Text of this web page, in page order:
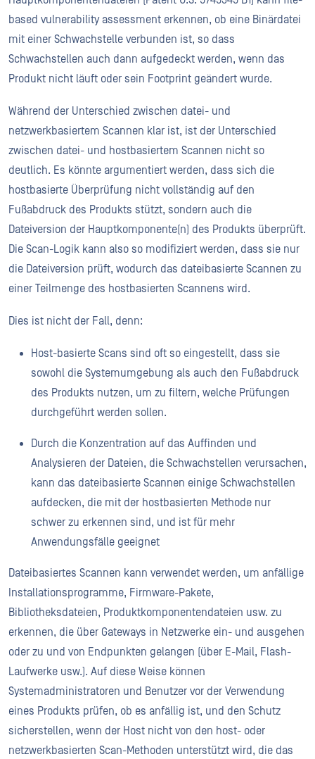
based vulnerability assessment erkennen, ob eine Binärdatei
mit einer Schwachstelle verbunden ist, so dass
Schwachstellen auch dann aufgedeckt werden, wenn das
Produkt nicht läuft oder sein Footprint geändert wurde.
Während der Unterschied zwischen datei- und
netzwerkbasiertem Scannen klar ist, ist der Unterschied
zwischen datei- und hostbasiertem Scannen nicht so
deutlich. Es könnte argumentiert werden, dass sich die
hostbasierte Überprüfung nicht vollständig auf den
Fußabdruck des Produkts stützt, sondern auch die
Dateiversion der Hauptkomponente(n) des Produkts überprüft.
Die Scan-Logik kann also so modifiziert werden, dass sie nur
die Dateiversion prüft, wodurch das dateibasierte Scannen zu
einer Teilmenge des hostbasierten Scannens wird.
Dies ist nicht der Fall, denn:
Host-basierte Scans sind oft so eingestellt, dass sie
sowohl die Systemumgebung als auch den Fußabdruck
des Produkts nutzen, um zu filtern, welche Prüfungen
durchgeführt werden sollen.
Durch die Konzentration auf das Auffinden und
Analysieren der Dateien, die Schwachstellen verursachen,
kann das dateibasierte Scannen einige Schwachstellen
aufdecken, die mit der hostbasierten Methode nur
schwer zu erkennen sind, und ist für mehr
Anwendungsfälle geeignet
Dateibasiertes Scannen kann verwendet werden, um anfällige
Installationsprogramme, Firmware-Pakete,
Bibliotheksdateien, Produktkomponentendateien usw. zu
erkennen, die über Gateways in Netzwerke ein- und ausgehen
oder zu und von Endpunkten gelangen (über E-Mail, Flash-
Laufwerke usw.). Auf diese Weise können
Systemadministratoren und Benutzer vor der Verwendung
eines Produkts prüfen, ob es anfällig ist, und den Schutz
sicherstellen, wenn der Host nicht von den host- oder
netzwerkbasierten Scan-Methoden unterstützt wird, die das